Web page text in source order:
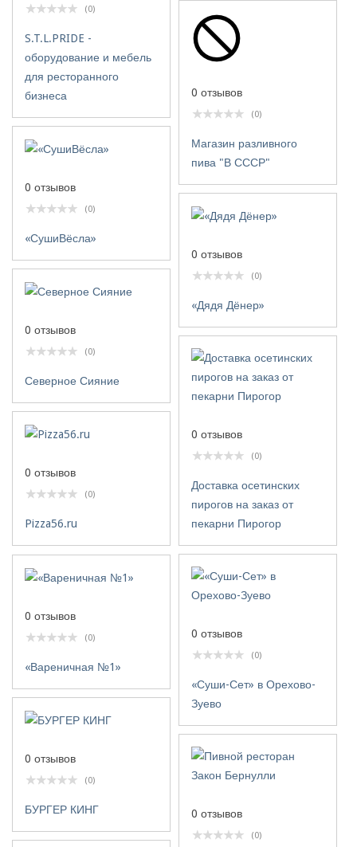
(0)
S.T.L.PRIDE -
оборудование и мебель
для ресторанного
бизнеса
0 отзывов
(0)
Магазин разливного
пива "В СССР"
0 отзывов
(0)
«СушиВёсла»
0 отзывов
(0)
«Дядя Дёнер»
0 отзывов
(0)
Северное Сияние
0 отзывов
(0)
Доставка осетинских
пирогов на заказ от
пекарни Пирогор
0 отзывов
(0)
Pizza56.ru
0 отзывов
(0)
«Суши-Сет» в Орехово-
Зуево
0 отзывов
(0)
«Вареничная №1»
0 отзывов
(0)
БУРГЕР КИНГ 0 отзывов
(0)